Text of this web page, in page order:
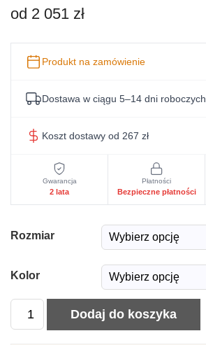
z
5
od 2 051 zł
Produkt na zamówienie
Dostawa w ciągu 5–14 dni roboczych
Koszt dostawy od 267 zł
Gwarancja
2 lata
Płatności
Bezpieczne płatności
Rozmiar
Kolor
ilość
Lewitujące
Dodaj do koszyka